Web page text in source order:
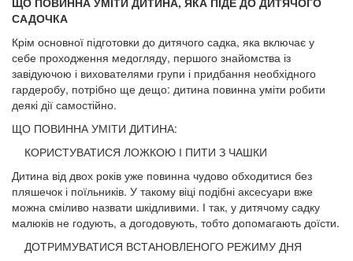
САДОЧКА
Крім основної підготовки до дитячого сад­ка, яка включає у
себе проходження мед­огляду, першого знайомства із
завідуючою і вихователями групи і придбання необхідного
гардеробу, потрібно ще дещо: дитина повинна уміти робити
деякі дії самостійно.
ЩО ПОВИННА УМІТИ ДИТИНА:
КОРИСТУВАТИСЯ ЛОЖКОЮ І ПИТИ З ЧАШКИ
Дитина від двох років уже повинна чудово об­ходитися без
пляшечок і поїльників. У такому ві­ці подібні аксесуари вже
можна сміливо назвати шкідливими. І так, у дитячому садку
малюків не годують, а догодовують, тобто допомагають доїсти.
ДОТРИМУВАТИСЯ ВСТАНОВЛЕНОГО РЕЖИМУ ДНЯ